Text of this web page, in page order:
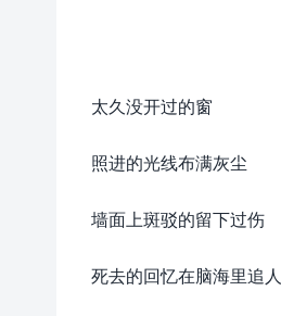
太久没开过的窗
照进的光线布满灰尘
墙面上斑驳的留下过伤
死去的回忆在脑海里追人